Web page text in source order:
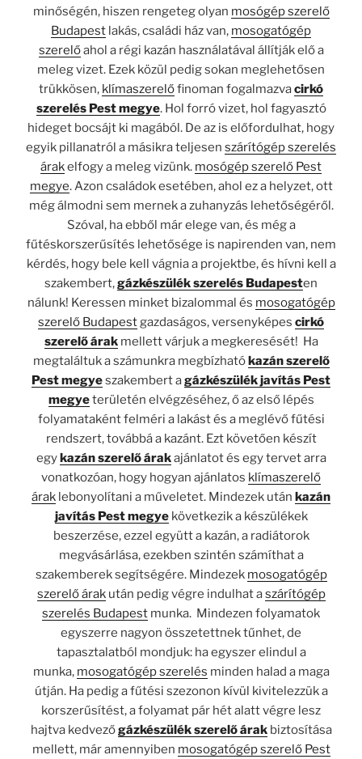
minőségén, hiszen rengeteg olyan mosógép szerelő
Budapest lakás, családi ház van, mosogatógép
szerelőahol a régi kazán használatával állítják elő a
meleg vizet. Ezek közül pedig sokan meglehetősen
trükkösen, klímaszerelőfinoman fogalmazvacirkó
szerelés Pest megye. Hol forró vizet, hol fagyasztó
hideget bocsájt ki magából. De az is előfordulhat, hogy
egyik pillanatról a másikra teljesen szárítógép szerelés
árakelfogy a meleg vizünk. mosógép szerelő Pest
megye. Azon családok esetében, ahol ez a helyzet, ott
még álmodni sem mernek a zuhanyzás lehetőségéről.
Szóval, ha ebből már elege van, és még a
fűtéskorszerűsítés lehetősége is napirenden van, nem
kérdés, hogy bele kell vágnia a projektbe, és hívni kell a
szakembert,gázkészülék szerelés Budapesten
nálunk! Keressen minket bizalommal és mosogatógép
szerelő Budapestgazdaságos, versenyképes cirkó
szerelő árakmellett várjuk a megkeresését! Ha
megtaláltuk a számunkra megbízhatókazán szerelő
Pest megyeszakembert agázkészülék javítás Pest
megyeterületén elvégzéséhez, ő az első lépés
folyamataként felméri a lakást és a meglévő fűtési
rendszert, továbbá a kazánt. Ezt követően készít
egykazán szerelő árakajánlatot és egy tervet arra
vonatkozóan, hogy hogyan ajánlatos klímaszerelő
árak lebonyolítani a műveletet. Mindezek után kazán
javítás Pest megyekövetkezik a készülékek
beszerzése, ezzel együtt a kazán, a radiátorok
megvásárlása, ezekben szintén számíthat a
szakemberek segítségére. Mindezek mosogatógép
szerelő árakután pedig végre indulhat aszárítógép
szerelés Budapest munka. Mindezen folyamatok
egyszerre nagyon összetettnek tűnhet, de
tapasztalatból mondjuk: ha egyszer elindul a
munka, mosogatógép szerelés minden halad a maga
útján. Ha pedig a fűtési szezonon kívül kivitelezzük a
korszerűsítést, a folyamat pár hét alatt végre lesz
hajtva kedvezőgázkészülék szerelő árakbiztosítása
mellett, már amennyiben mosogatógép szerelő Pest